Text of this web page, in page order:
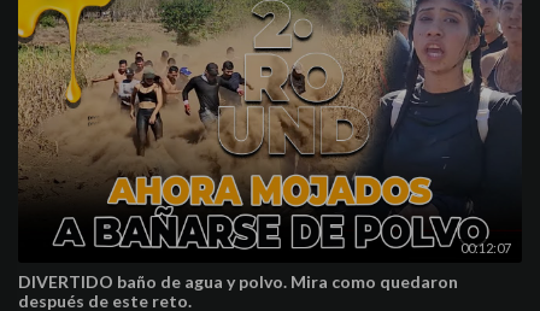
00:12:07
DIVERTIDO baño de agua y polvo. Mira como quedaron
después de este reto.